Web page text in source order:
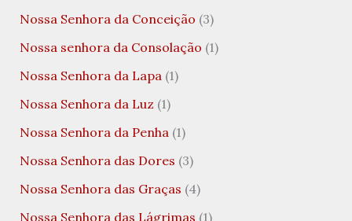
Nossa Senhora da Conceição (3)
Nossa senhora da Consolação (1)
Nossa Senhora da Lapa(1)
Nossa Senhora da Luz (1)
Nossa Senhora da Penha(1)
Nossa Senhora das Dores (3)
Nossa Senhora das Graças (4)
Nossa Senhora das Lágrimas (1)